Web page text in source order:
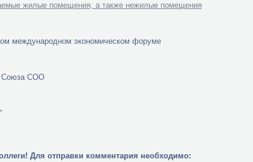
жилые помещения, а также нежилые помещения
международном экономическом форуме
Союза СОО
Для отправки комментария необходимо: